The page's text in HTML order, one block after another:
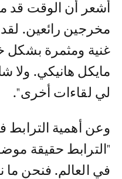
أشعر أن الوقت
مخرجين رائعين.
غنية ومثمرة بشكل
مايكل هانيكي. ولا
لي لقاءات أخرى".
وعن أهمية الترابط
"الترابط حقيقة
في العالم. فنحن